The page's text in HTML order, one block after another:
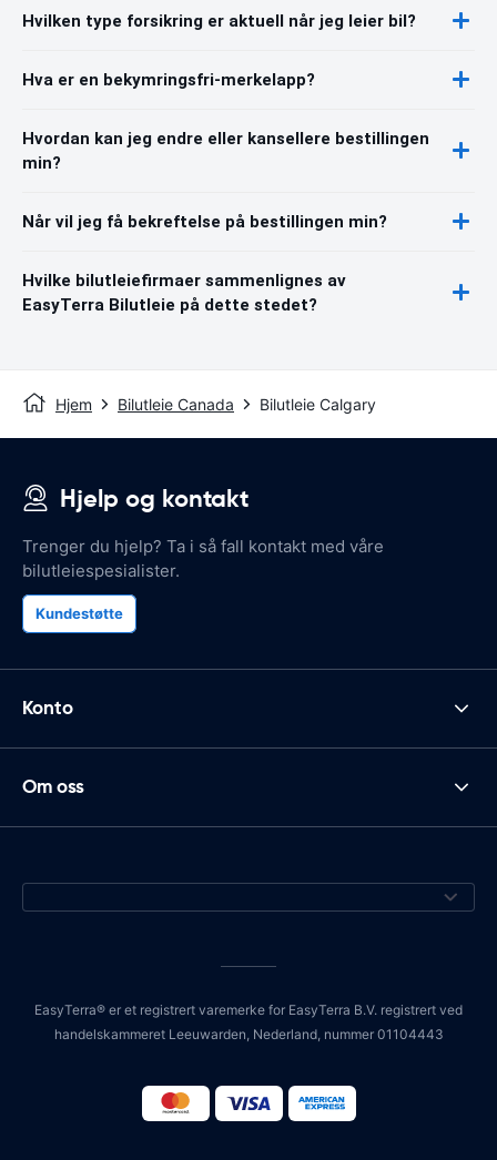
Hvilken type forsikring er aktuell når jeg leier bil?
Hva er en bekymringsfri-merkelapp?
Hvordan kan jeg endre eller kansellere bestillingen
min?
Når vil jeg få bekreftelse på bestillingen min?
Hvilke bilutleiefirmaer sammenlignes av
EasyTerra Bilutleie på dette stedet?
Hjem Bilutleie Canada Bilutleie Calgary
Hjelp og kontakt
Trenger du hjelp? Ta i så fall kontakt med våre
bilutleiespesialister.
Kundestøtte
Konto
Om oss
EasyTerra® er et registrert varemerke for EasyTerra B.V. registrert ved
handelskammeret Leeuwarden, Nederland, nummer 01104443